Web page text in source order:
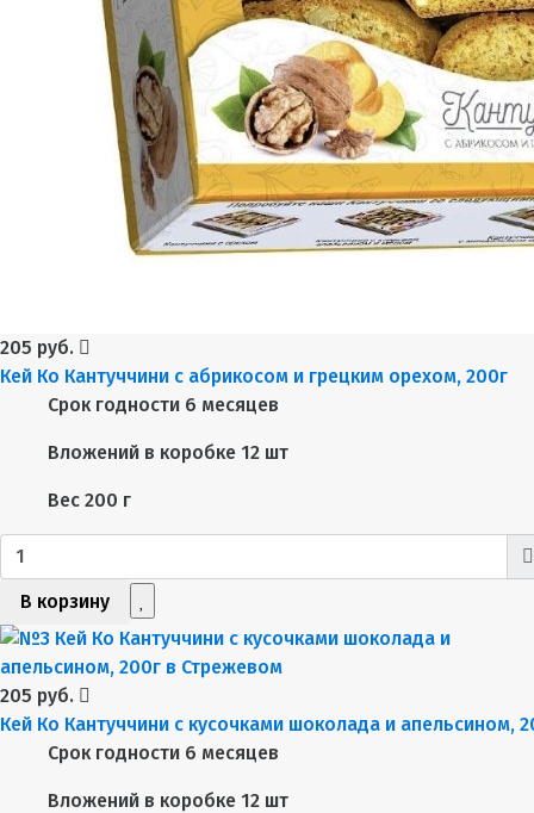
205 руб.
Кей Ко Кантуччини с абрикосом и грецким орехом, 200г
Срок годности 6 месяцев
Вложений в коробке 12 шт
Вес 200 г
В корзину
205 руб.
Кей Ко Кантуччини с кусочками шоколада и апельсином,
Срок годности 6 месяцев
Вложений в коробке 12 шт